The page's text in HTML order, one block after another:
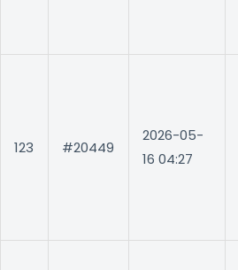
123 #20449
2026-05-
16 04:27